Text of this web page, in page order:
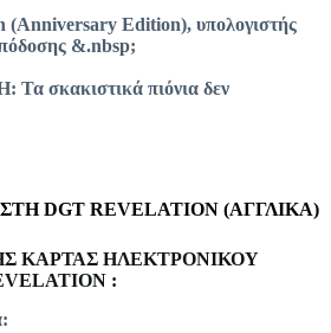
(Anniversary Edition), υπολογιστής
&.nbsp;
σκακιστικά πιόνια δεν
DGT REVELATION (ΑΓΓΛΙΚΑ)
ΚΑΡΤΑΣ ΗΛΕΚΤΡΟΝΙΚΟΥ
: